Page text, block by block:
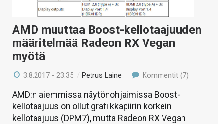
AMD muuttaa Boost-kellotaajuuden
määritelmää Radeon RX Vegan
myötä
3.8.2017 - 23:35 / Petrus Laine Kommentit (7)
AMD:n aiemmissa näytönohjaimissa Boost-
kellotaajuus on ollut grafiikkapiirin korkein
kellotaajuus (DPM7), mutta Radeon RX Vegan